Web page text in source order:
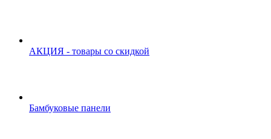
АКЦИЯ - товары со скидкой
Бамбуковые панели